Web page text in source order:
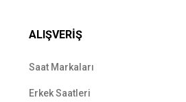
ALIŞVERİŞ
Saat Markaları
Erkek Saatleri